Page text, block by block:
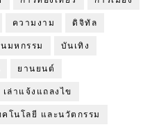
ความงาม
ดิจิทัล
มหกรรม
บันเทิง
ยานยนต์
เล่าแจ้งแถลงไข
โนโลยี และนวัตกรรม